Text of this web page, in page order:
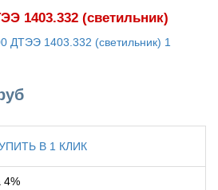
1403.332 (светильник)
В 1 КЛИК
4%